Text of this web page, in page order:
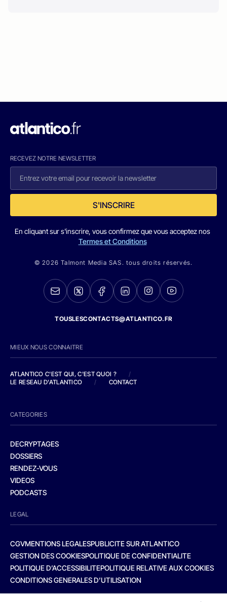
RECEVEZ NOTRE NEWSLETTER
S'INSCRIRE
En cliquant sur s'inscrire, vous confirmez que vous acceptez nos
Termes et Conditions
© 2026 Talmont Media SAS. tous droits réservés.
TOUSLESCONTACTS@ATLANTICO.FR
MIEUX NOUS CONNAITRE
ATLANTICO C'EST QUI, C'EST QUOI ?
/
LE RESEAU D'ATLANTICO
/ CONTACT
CATEGORIES
DECRYPTAGES
DOSSIERS
RENDEZ-VOUS
VIDEOS
PODCASTS
LEGAL
CGVMENTIONS LEGALESPUBLICITE SUR ATLANTICO
GESTION DES COOKIESPOLITIQUE DE CONFIDENTIALITE
POLITIQUE D’ACCESSIBILITEPOLITIQUE RELATIVE AUX COOKIES
CONDITIONS GENERALES D’UTILISATION